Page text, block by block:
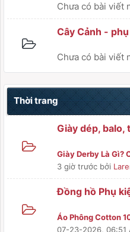
Chưa có bài viết
Cây Cảnh -
Chưa có bài viết
Thời trang
Giày dép, balo,
Giày Derby Là Gì?
3 giờ trước bởi
Đồng hồ Phụ
Áo Phông Cotton
07-23-2026, 06:51